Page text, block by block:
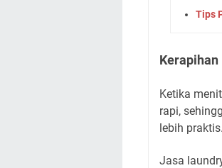
Tips
Ketika
rapi,
lebih praktis.
Jasa